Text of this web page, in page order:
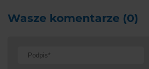
Wasze komentarze (0)